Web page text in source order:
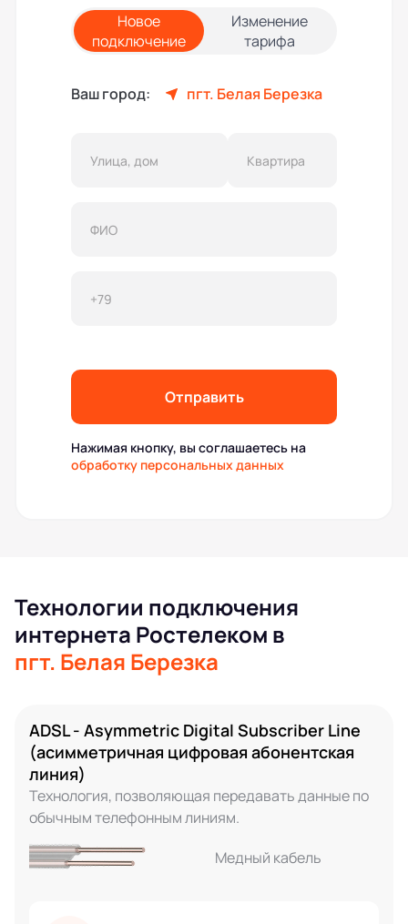
Новое
подключение
Изменение
тарифа
Ваш город: пгт. Белая Березка
Отправить
Нажимая кнопку, вы соглашаетесь на
обработку персональных данных
Технологии подключения
интернета Ростелеком в
пгт. Белая Березка
ADSL - Asymmetric Digital Subscriber Line
(асимметричная цифровая абонентская
линия)
Технология, позволяющая передавать данные по
обычным телефонным линиям.
Медный кабель